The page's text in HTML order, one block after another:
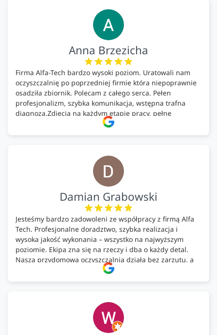
Anna Brzezicha
Firma Alfa-Tech bardzo wysoki poziom. Uratowali nam
oczyszczalnię po poprzedniej firmie która niepoprawnie
osadziła zbiornik. Polecam z całego serca. Pełen
profesjonalizm, szybka komunikacja, wstępna trafna
diagnoza.Zdjęcia na każdym etapie pracy, pełne
doradztwo.Dobrze wyszkoleni i znający się na rzeczy.
Podsumowując ekipa na wysokim poziomie, rzetelna.
Damian Grabowski
Jesteśmy bardzo zadowoleni ze współpracy z firmą Alfa
Tech. Profesjonalne doradztwo, szybka realizacja i
wysoka jakość wykonania – wszystko na najwyższym
poziomie. Ekipa zna się na rzeczy i dba o każdy detal.
Nasza przydomowa oczyszczalnia działa bez zarzutu, a
całość została wykonana zgodnie z terminem i
ustaleniami. Z czystym sumieniem polecamy Alfa Tech
ekologicznych rozwiązań!🍀